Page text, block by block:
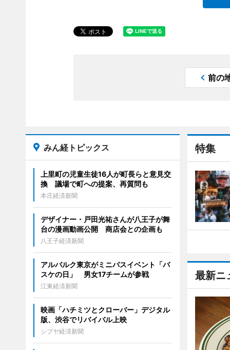
前の
特集
最新ニ
みん経トピックス
上里町の児童生徒16人が町長らと意見交
換 議場で町への提案、再質問も
本庄経済新聞
デザイナー・戸田光祐さんが八王子が舞
台の漫画動画公開 商店会との企画も
八王子経済新聞
アルバルク東京がミニバスイベント「バ
スケの日」 男女17チームが参戦
江東経済新聞
映画「ハチミツとクローバー」デジタル
版、渋谷でリバイバル上映
シブヤ経済新聞